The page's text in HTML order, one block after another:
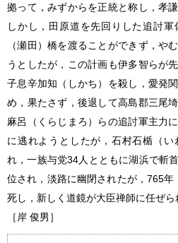
拠って，みずからを正統と称し，孝
しかし，田原道を先回りした追討
（瀬田）橋を渡ることができず，や
うとしたが，この計画も伊多智らが
子息辛加知（しかち）を殺し，愛発
め，果たさず，後退して高島郡三尾
麻呂（くらじまろ）らの追討軍主力
に逃れようとしたが，石村石楯（
れ，一族与党34人とともに湖浜で斬
位され，淡路に幽閉されたが，765
死し，新しく道鏡が大臣禅師に任ぜら
［岸 俊男］